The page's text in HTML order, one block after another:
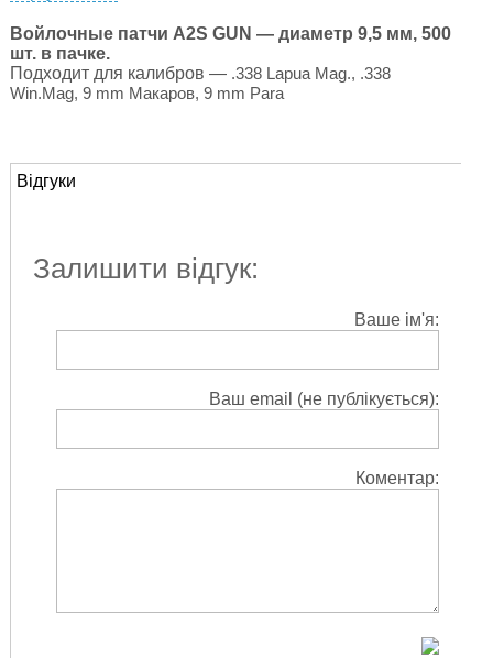
Войлочные патчи A2S GUN — диаметр 9,5 мм, 500
шт. в пачке.
Подходит для калибров — .338 Lapua Mag., .338
Win.Mag, 9 mm Макаров, 9 mm Para
Відгуки
Залишити відгук:
Ваше ім'я:
Ваш email (не публікується):
Коментар: